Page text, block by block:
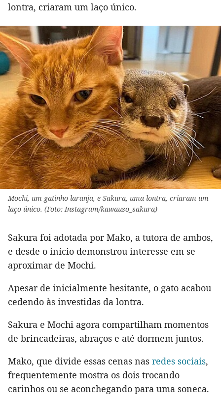
lontra, criaram um laço único.
Mochi, um gatinho laranja, e Sakura, uma lontra, criaram um
laço único. (Foto: Instagram/kawauso_sakura)
Sakura foi adotada por Mako, a tutora de ambos,
e desde o início demonstrou interesse em se
aproximar de Mochi.
Apesar de inicialmente hesitante, o gato acabou
cedendo às investidas da lontra.
Sakura e Mochi agora compartilham momentos
de brincadeiras, abraços e até dormem juntos.
Mako, que divide essas cenas nas redes sociais,
frequentemente mostra os dois trocando
carinhos ou se aconchegando para uma soneca.